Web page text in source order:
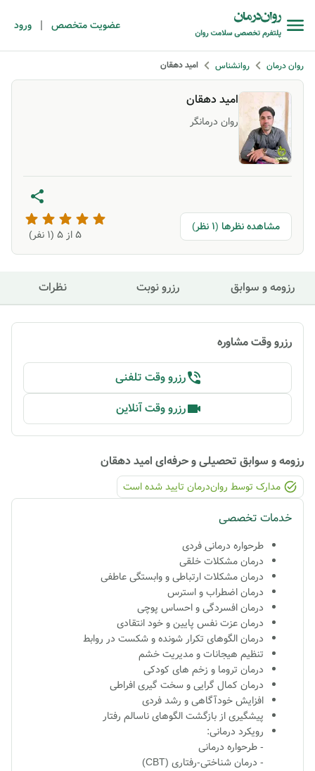
عضویت متخصص | ورود
روان درمان روانشناس امید دهقان
امید دهقان
روان درمانگر
مشاهده نظرها (1 نظر)
5از ۵ ( 1 نفر)
رزومه و سوابق رزرو نوبت نظرات
رزرو وقت مشاوره
رزرو وقت تلفنی
رزرو وقت آنلاین
رزومه و سوابق تحصیلی و حرفه‌ای امید دهقان
مدارک توسط روان‌درمان تایید شده ‌است
خدمات تخصصی
طرحواره درمانی فردی
درمان مشکلات خلقی
درمان مشکلات ارتباطی و وابستگی عاطفی
درمان اضطراب و استرس
درمان افسردگی و احساس پوچی
درمان عزت نفس پایین و خود انتقادی
درمان الگوهای تکرار شونده و شکست در روابط
تنظیم هیجانات و مدیریت خشم
درمان تروما و زخم های کودکی
درمان کمال گرایی و سخت گیری افراطی
افزایش خودآگاهی و رشد فردی
پیشگیری از بازگشت الگوهای ناسالم رفتار
رویکرد درمانی:
- طرحواره درمانی
- درمان شناختی-رفتاری (CBT)